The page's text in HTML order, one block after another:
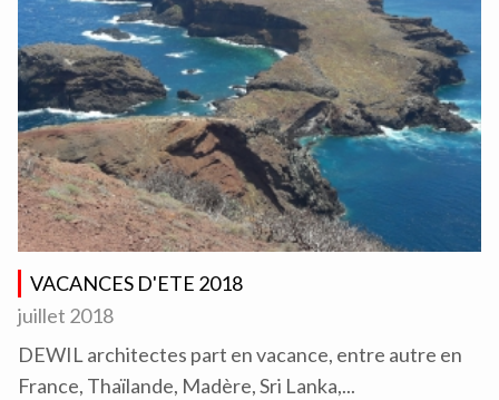
VACANCES D'ETE 2018
juillet 2018
DEWIL architectes part en vacance, entre autre en
France, Thaïlande, Madère, Sri Lanka,...